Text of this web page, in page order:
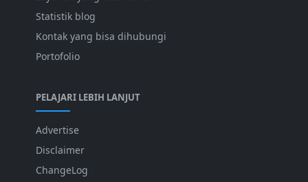
Statistik blog
Kontak yang bisa dihubungi
Portofolio
PELAJARI LEBIH LANJUT
Advertise
Disclaimer
ChangeLog